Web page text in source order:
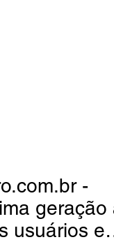
-
geração
usuários e